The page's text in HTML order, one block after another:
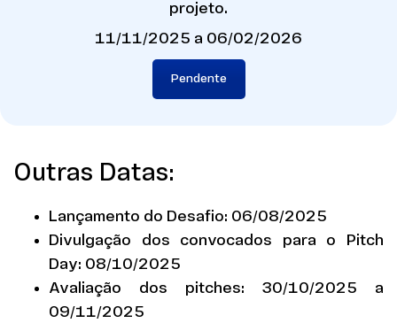
projeto.
11/11/2025 a 06/02/2026
Pendente
Outras Datas:
Lançamento do Desafio: 06/08/2025
Divulgação dos convocados para o Pitch
Day: 08/10/2025
Avaliação dos pitches: 30/10/2025 a
09/11/2025